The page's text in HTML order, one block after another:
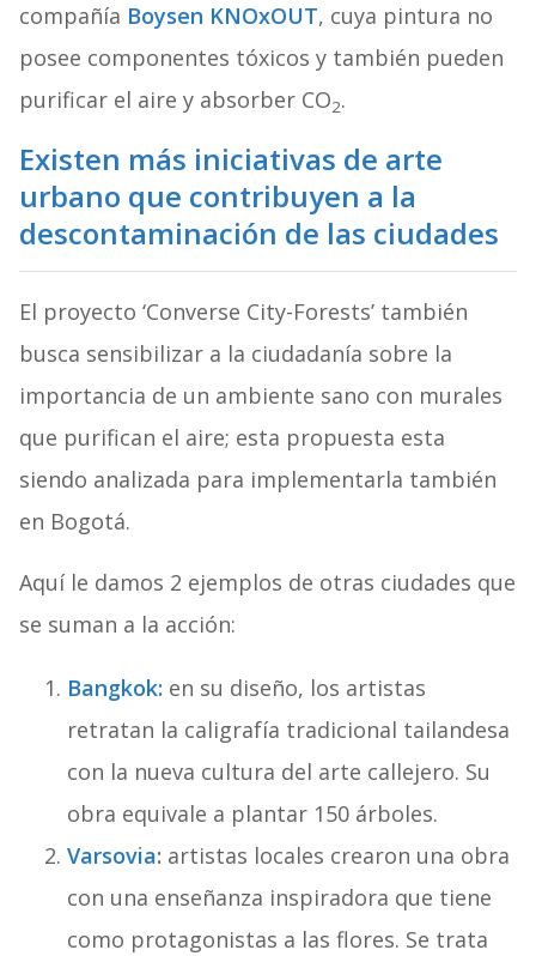
compañía Boysen KNOxOUT, cuya pintura no
posee componentes tóxicos y también pueden
purificar el aire y absorber CO2.
Existen más iniciativas de arte
urbano que contribuyen a la
descontaminación de las ciudades
El proyecto ‘Converse City-Forests’ también
busca sensibilizar a la ciudadanía sobre la
importancia de un ambiente sano con murales
que purifican el aire; esta propuesta esta
siendo analizada para implementarla también
en Bogotá.
Aquí le damos 2 ejemplos de otras ciudades que
se suman a la acción:
Bangkok: en su diseño, los artistas
retratan la caligrafía tradicional tailandesa
con la nueva cultura del arte callejero. Su
obra equivale a plantar 150 árboles.
Varsovia: artistas locales crearon una obra
con una enseñanza inspiradora que tiene
como protagonistas a las flores. Se trata